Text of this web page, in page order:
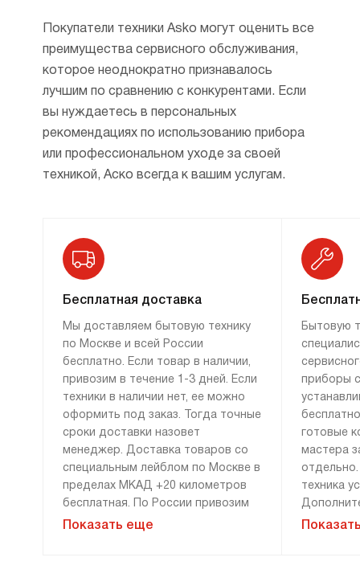
понравившегося рецепта в избранное
дополнительно увеличивает комфорт
Комфортно размораживайте любые,
даже деликатные продукты,
например — фрукты и десерты, пока
ваш духовой шкаф занят.
Благодаря тройному остеклению
вы не получите ожога. А плавное
закрывание дверцы не только удобно,
Как ухаживать
за микроволновкой Аско?
СВЧ-печи предусматривают в себе систему
очистки паром. Благодаря ей уход
за камерой максимально упрощается: нужно
Покупатели техники Asko могут оценить все
преимущества сервисного обслуживания,
которое неоднократно признавалось
лучшим по сравнению с конкурентами. Если
вы нуждаетесь в персональных
рекомендациях по использованию прибора
или профессиональном уходе за своей
техникой, Аско всегда к вашим услугам.
Бесплатная доставка
Мы доставляем бытовую технику
по Москве и всей России
бесплатно. Если товар в наличии,
привозим в течение 1-3 дней. Если
техники в наличии нет, ее можно
оформить под заказ. Тогда точные
сроки доставки назовет
менеджер. Доставка товаров со
специальным лейблом по Москве в
пределах МКАД +20 километров
бесплатная. По России привозим
технику бесплатно, если сумма
Показать еще
Бытовую
приборы
готовые
мастера
техника